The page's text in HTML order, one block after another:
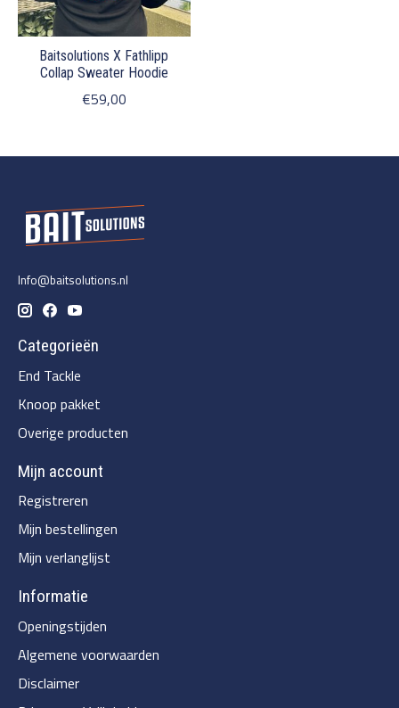
Baitsolutions X Fathlipp
Collap Sweater Hoodie
€59,00
Info@baitsolutions.nl
Categorieën
End Tackle
Knoop pakket
Overige producten
Mijn account
Registreren
Mijn bestellingen
Mijn verlanglijst
Informatie
Openingstijden
Algemene voorwaarden
Disclaimer